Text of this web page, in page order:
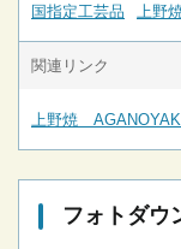
国指定工芸品 上野
関連リンク
上野焼
フォトダ